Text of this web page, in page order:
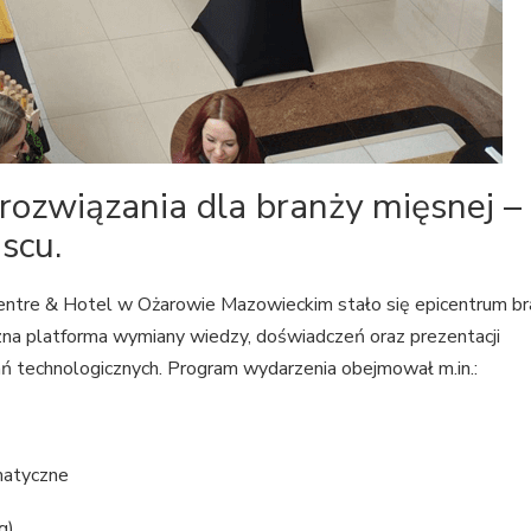
dla branży mięsnej –
& Hotel w Ożarowie Mazowieckim stało się epicentrum
platforma wymiany wiedzy, doświadczeń oraz prezentacji
Program wydarzenia obejmował m.in.: